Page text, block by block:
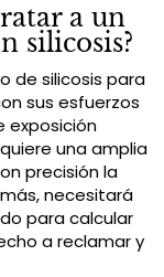
a un
silicosis?
de silicosis para
sus esfuerzos
exposición
una amplia
precisión la
necesitará
para calcular
a reclamar y